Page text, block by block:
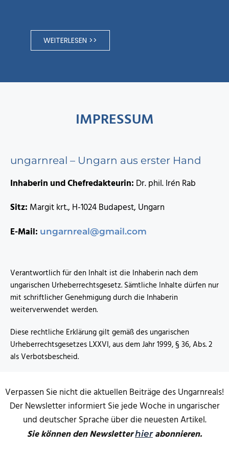
WEITERLESEN >>
IMPRESSUM
ungarnreal – Ungarn aus erster Hand
Inhaberin und Chefredakteurin: Dr. phil. Irén Rab
Sitz: Margit krt., H-1024 Budapest, Ungarn
E-Mail: ungarnreal@gmail.com
Verantwortlich für den Inhalt ist die Inhaberin nach dem
ungarischen Urheberrechtsgesetz. Sämtliche Inhalte dürfen nur
mit schriftlicher Genehmigung durch die Inhaberin
weiterverwendet werden.
Diese rechtliche Erklärung gilt gemäß des ungarischen
Urheberrechtsgesetzes LXXVI, aus dem Jahr 1999, § 36, Abs. 2
als Verbotsbescheid.
Verpassen Sie nicht die aktuellen Beiträge des Ungarnreals!
Der Newsletter informiert Sie jede Woche in ungarischer
und deutscher Sprache über die neuesten Artikel.
Sie können den Newsletterhierabonnieren.